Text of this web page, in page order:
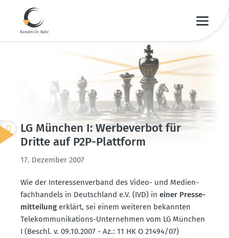
LG München I: Werbe­verbot für
Dritte auf P2P-Plattform
17. Dezember 2007
Wie der Inter­es­sen­verband des Video- und Medien­
fach­handels in Deutschland e.V. (IVD) in einer Presse­
mit­teilung erklärt, sei einem weiteren bekannten
Telekom­mu­ni­ka­tions-Unter­nehmen vom LG München
I (Beschl. v. 09.10.2007 - Az.: 11 HK O 21494/07)